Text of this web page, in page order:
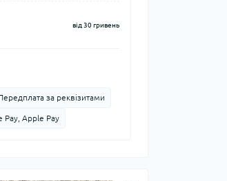
від 30 гривень
за реквізитами
Pay, Apple Pay